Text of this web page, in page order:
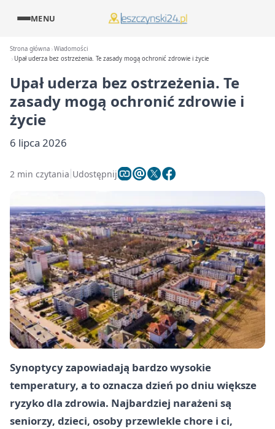
MENU
Strona główna Wiadomości
Upał uderza bez ostrzeżenia. Te zasady mogą ochronić zdrowie i życie
Upał uderza bez ostrzeżenia. Te
zasady mogą ochronić zdrowie i
życie
6 lipca 2026
2 min czytania Udostępnij
Synoptycy zapowiadają bardzo wysokie
temperatury, a to oznacza dzień po dniu większe
ryzyko dla zdrowia. Najbardziej narażeni są
seniorzy, dzieci, osoby przewlekle chore i ci,